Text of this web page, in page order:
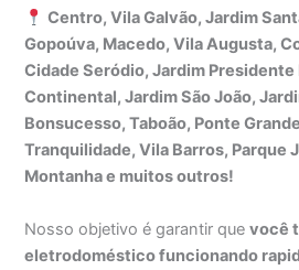
Centro, Vila Galvão, Jardim
Gopoúva, Macedo, Vila Augusta,
Cidade Seródio, Jardim Presidente
Continental, Jardim São João,
Bonsucesso, Taboão, Ponte
Tranquilidade, Vila Barros, Parque
Montanha e muitos outros!
Nosso objetivo é garantir quevocê
eletrodoméstico funcionando